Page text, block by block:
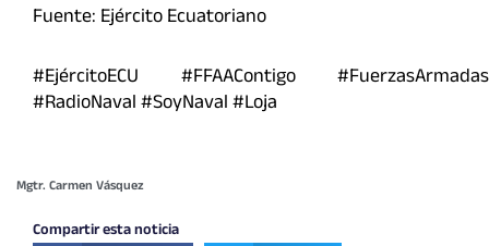
Fuente: Ejército Ecuatoriano
#EjércitoECU #FFAAContigo #FuerzasArmadas
#RadioNaval #SoyNaval #Loja
Mgtr. Carmen Vásquez
Compartir esta noticia